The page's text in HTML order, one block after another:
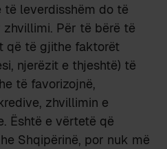
leverdisshëm do të
Për të bërë të
që të gjithe faktorët
njerëzit e thjeshtë) të
të favorizojnë,
zhvillimin e
Është e vërtetë që
Shqipërinë, por nuk më